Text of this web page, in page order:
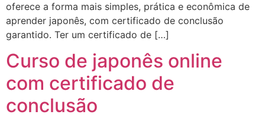
oferece a forma mais simples, prática e econômica de
aprender japonês, com certificado de conclusão
garantido. Ter um certificado de […]
Curso de japonês online
com certificado de
conclusão